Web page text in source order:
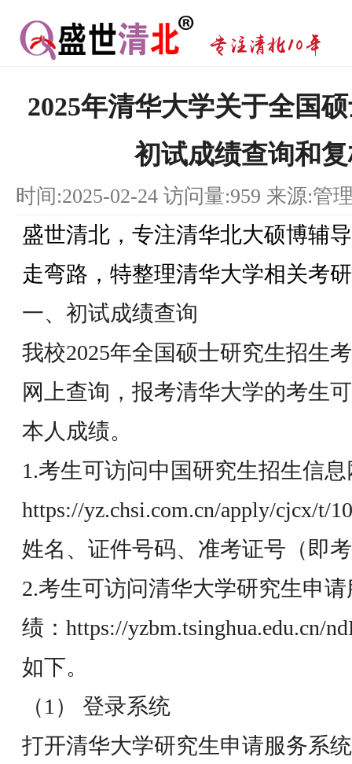
2025年清华大学关于全国
初试成绩查询和
时间:2025-02-24 访问量:959 来源:管
盛世清北，专注清华北大硕博辅
走弯路，特整理清华大学相关考
一、初试成绩查询
我校2025年全国硕士研究生招生
网上查询，报考清华大学的考生
本人成绩。
1.考生可访问中国研究生招生信
https://yz.chsi.com.cn/apply/cjcx/t/
姓名、证件号码、准考证号（即
2.考生可访问清华大学研究生申
绩： https://yzbm.tsinghua.edu.cn/
如下。
（1） 登录系统
打开清华大学研究生申请服务系